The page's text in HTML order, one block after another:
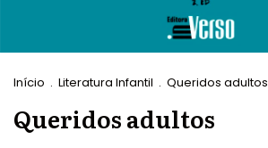
Início . Literatura Infantil . Queridos adultos
Queridos adultos